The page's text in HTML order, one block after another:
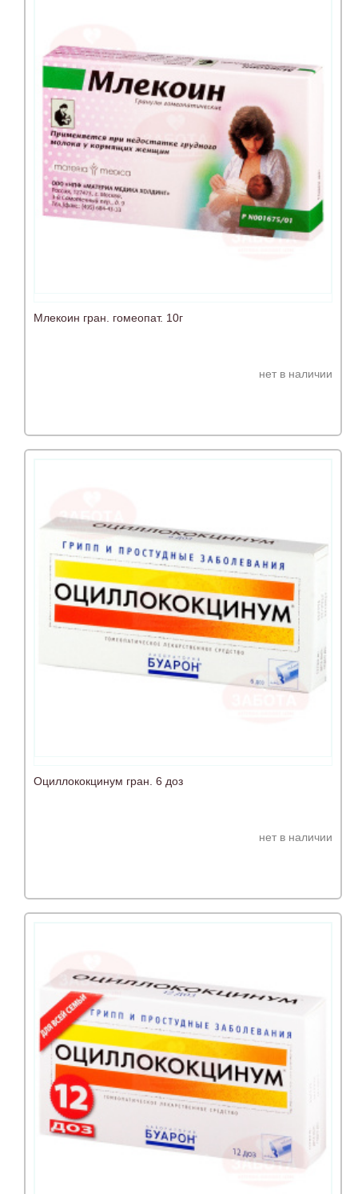
Млекоин гран. гомеопат. 10г
нет в наличии
Оциллококцинум гран. 6 доз
нет в наличии